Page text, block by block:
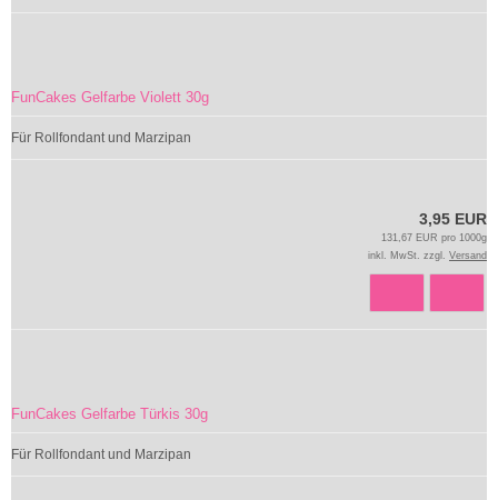
FunCakes Gelfarbe Violett 30g
Für Rollfondant und Marzipan
3,95 EUR
131,67 EUR pro 1000g
inkl. MwSt. zzgl. Versand
FunCakes Gelfarbe Türkis 30g
Für Rollfondant und Marzipan